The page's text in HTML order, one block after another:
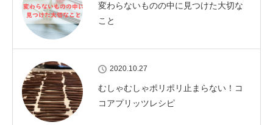
変わらないものの中に見つけた大切な
こと
2020.10.27
むしゃむしゃポリポリ止まらない！コ
コアプリッツレシピ